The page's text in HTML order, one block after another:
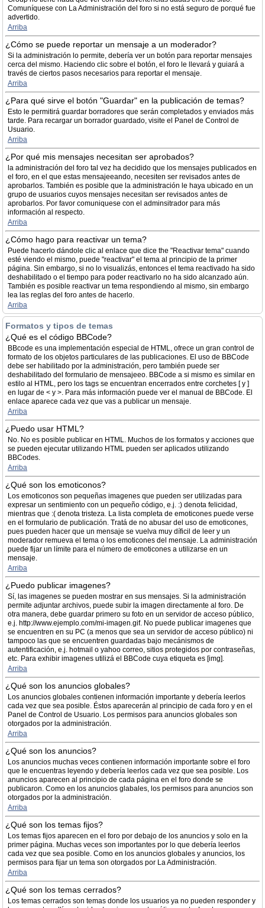
Comuníquese con La Administración del foro si no está seguro de porqué fue
advertido.
Arriba
¿Cómo se puede reportar un mensaje a un moderador?
Si la administración lo permite, debería ver un botón para reportar mensajes
cerca del mismo. Haciendo clic sobre el botón, el foro le llevará y guiará a
través de ciertos pasos necesarios para reportar el mensaje.
Arriba
¿Para qué sirve el botón "Guardar" en la publicación de temas?
Esto le permitirá guardar borradores que serán completados y enviados más
tarde. Para recargar un borrador guardado, visite el Panel de Control de
Usuario.
Arriba
¿Por qué mis mensajes necesitan ser aprobados?
la administración del foro tal vez ha decidido que los mensajes publicados en
el foro, en el que estas mensajeeando, necesiten ser revisados antes de
aprobarlos. También es posible que la administración le haya ubicado en un
grupo de usuarios cuyos mensajes necesitan ser revisados antes de
aprobarlos. Por favor comuniquese con el adminsitrador para más
información al respecto.
Arriba
¿Cómo hago para reactivar un tema?
Puede hacerlo dándole clic al enlace que dice the "Reactivar tema" cuando
esté viendo el mismo, puede "reactivar" el tema al principio de la primer
página. Sin embargo, si no lo visualizás, entonces el tema reactivado ha sido
deshabilitado o el tiempo para poder reactivarlo no ha sido alcanzado aún.
También es posible reactivar un tema respondiendo al mismo, sin embargo
lea las reglas del foro antes de hacerlo.
Arriba
Formatos y tipos de temas
¿Qué es el código BBCode?
BBcode es una implementación especial de HTML, ofrece un gran control de
formato de los objetos particulares de las publicaciones. El uso de BBCode
debe ser habilitado por la administración, pero también puede ser
deshabilitado del formulario de mensajeeo. BBCode a si mismo es similar en
estilo al HTML, pero los tags se encuentran encerrados entre corchetes [ y ]
en lugar de < y >. Para más información puede ver el manual de BBCode. El
enlace aparece cada vez que vas a publicar un mensaje.
Arriba
¿Puedo usar HTML?
No. No es posible publicar en HTML. Muchos de los formatos y acciones que
se pueden ejecutar utilizando HTML pueden ser aplicados utilizando
BBCodes.
Arriba
¿Qué son los emoticonos?
Los emoticonos son pequeñas imagenes que pueden ser utilizadas para
expresar un sentimiento con un pequeño código, e.j. :) denota felicidad,
mientras que :( denota tristeza. La lista completa de emoticones puede verse
en el formulario de publicación. Tratá de no abusar del uso de emoticones,
pues pueden hacer que un mensaje se vuelva muy díficil de leer y un
moderador remueva el tema o los emoticones del mensaje. La administración
puede fijar un límite para el número de emoticones a utilizarse en un
mensaje.
Arriba
¿Puedo publicar imagenes?
Sí, las imagenes se pueden mostrar en sus mensajes. Si la administración
permite adjuntar archivos, puede subir la imagen directamente al foro. De
otra manera, debe guardar primero su foto en un servidor de acceso público,
e.j. http://www.ejemplo.com/mi-imagen.gif. No puede publicar imagenes que
se encuentren en su PC (a menos que sea un servidor de acceso público) ni
tampoco las que se encuentren guardadas bajo mecánismos de
autentificación, e.j. hotmail o yahoo correo, sitios protegidos por contraseñas,
etc. Para exhibir imagenes utilizá el BBCode cuya etiqueta es [img].
Arriba
¿Qué son los anuncios globales?
Los anuncios globales contienen información importante y debería leerlos
cada vez que sea posible. Éstos aparecerán al principio de cada foro y en el
Panel de Control de Usuario. Los permisos para anuncios globales son
otorgados por la administración.
Arriba
¿Qué son los anuncios?
Los anuncios muchas veces contienen información importante sobre el foro
que le encuentras leyendo y debería leerlos cada vez que sea posible. Los
anuncios aparecen al principio de cada página en el foro donde se
publicaron. Como en los anuncios glabales, los permisos para anuncios son
otorgados por la administración.
Arriba
¿Qué son los temas fijos?
Los temas fijos aparecen en el foro por debajo de los anuncios y solo en la
primer página. Muchas veces son importantes por lo que debería leerlos
cada vez que sea posible. Como en los anuncios globales y anuncios, los
permisos para fijar un tema son otorgados por La Administración.
Arriba
¿Qué son los temas cerrados?
Los temas cerrados son temas donde los usuarios ya no pueden responder y